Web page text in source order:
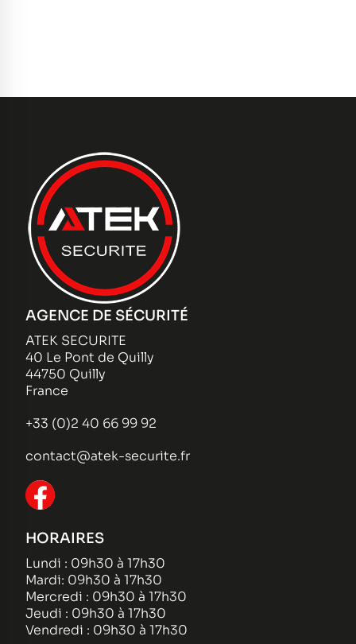
AGENCE DE SÉCURITÉ
ATEK SECURITE
40 Le Pont de Quilly
44750 Quilly
France
+33 (0)2 40 66 99 92
contact@atek-securite.fr
HORAIRES
Lundi : 09h30 à 17h30
Mardi: 09h30 à 17h30
Mercredi : 09h30 à 17h30
Jeudi : 09h30 à 17h30
Vendredi : 09h30 à 17h30